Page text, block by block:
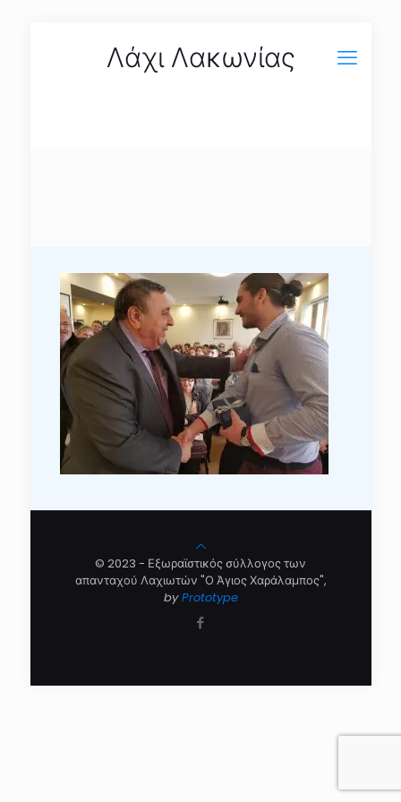
Λάχι Λακωνίας
© 2023 - Εξωραϊστικός σύλλογος των
απανταχού Λαχιωτών "Ο Άγιος Χαράλαμπος",
byPrototype